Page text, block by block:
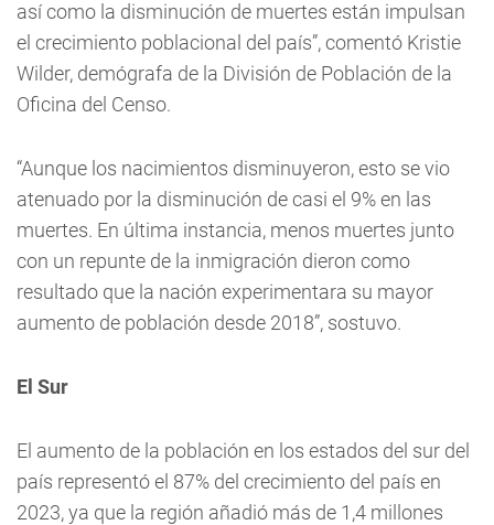
así como la disminución de muertes están impulsan
el crecimiento poblacional del país”, comentó Kristie
Wilder, demógrafa de la División de Población de la
Oficina del Censo.
“Aunque los nacimientos disminuyeron, esto se vio
atenuado por la disminución de casi el 9% en las
muertes. En última instancia, menos muertes junto
con un repunte de la inmigración dieron como
resultado que la nación experimentara su mayor
aumento de población desde 2018”, sostuvo.
El Sur
El aumento de la población en los estados del sur del
país representó el 87% del crecimiento del país en
2023, ya que la región añadió más de 1,4 millones